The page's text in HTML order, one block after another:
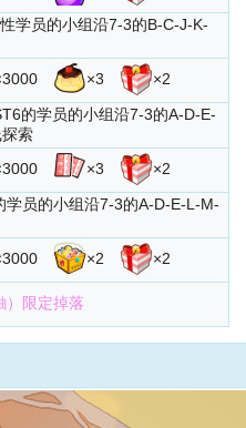
学员的小组沿7-3的B-C-J-K-
×3 ×2
的学员的小组沿7-3的A-D-E-
索
×3 ×2
学员的小组沿7-3的A-D-E-L-M-
×2 ×2
）限定掉落